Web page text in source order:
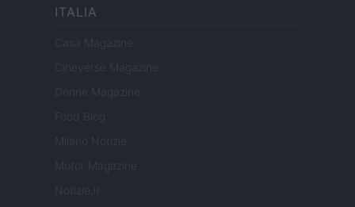
ITALIA
Casa Magazine
Cineverse Magazine
Donne Magazine
Food Blog
Milano Notizie
Motor Magazine
Notizie.it